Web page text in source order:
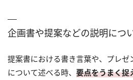
企画書や提案などの説明につ
提案書における書き言葉や、プレゼ
について述べる時、 要点をうまく捉